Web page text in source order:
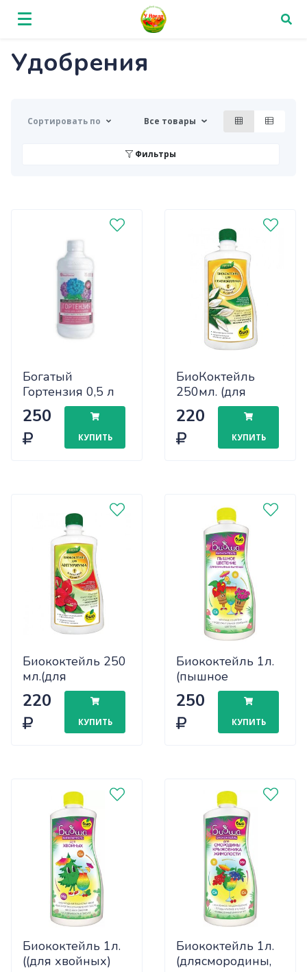
Удобрения
Сортировать по Все товары
Фильтры
Богатый
Гортензия 0,5 л
/14 шт
250
КУПИТЬ
БиоКоктейль
250мл. (для
спатифиллума)
х32
220
КУПИТЬ
Биококтейль 250
мл.(для
антуриума) х32
220
КУПИТЬ
Биококтейль 1л.
(пышное
цветение() х14
250
КУПИТЬ
Биококтейль 1л.
((для хвойных)
Биококтейль 1л.
(длясмородины,